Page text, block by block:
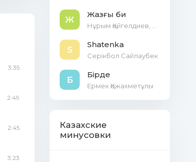
3:35
2:49
2:45
3:23
Ж
Жазғы би
S
Shatenka
Серікбол Сайлаубек
Б
Бірде
Ермек Қожахметұлы
Казахские
минусовки